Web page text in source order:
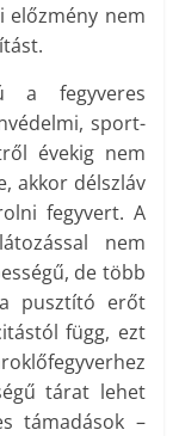
előzmény nem
a fegyveres
sport-
évekig nem
akkor délszláv
fegyvert. A
nem
de több
pusztító erőt
függ, ezt
tárat lehet
támadások –